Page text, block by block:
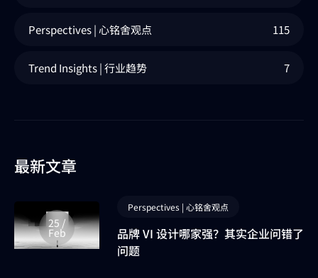
Perspectives | 心铭舍观点 115
Trend Insights | 行业趋势 7
最新文章
25 /
Feb
Perspectives | 心铭舍观点
品牌 VI 设计哪家强？其实企业问错了
问题